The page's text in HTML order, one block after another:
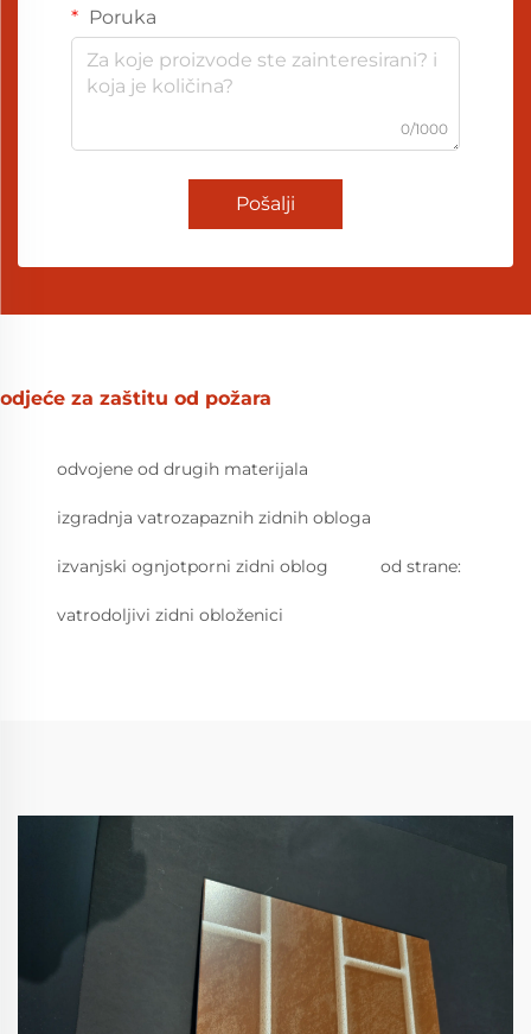
Poruka
0/1000
Pošalji
odjeće za zaštitu od požara
odvojene od drugih materijala
izgradnja vatrozapaznih zidnih obloga
izvanjski ognjotporni zidni oblog od strane:
vatrodoljivi zidni obloženici